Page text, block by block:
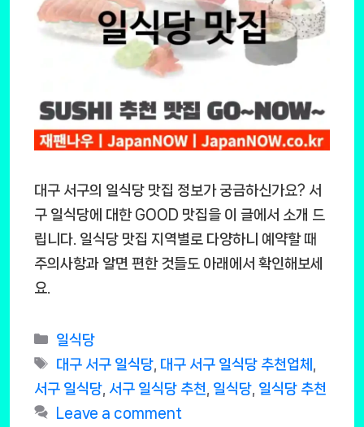
대구 서구의 일식당 맛집 정보가 궁금하신가요? 서
구 일식당에 대한 GOOD 맛집을 이 글에서 소개 드
립니다. 일식당 맛집 지역별로 다양하니 예약할 때
주의사항과 알면 편한 것들도 아래에서 확인해보세
요.
Categories
일식당
Tags
대구 서구 일식당 대구 서구 일식당 추천업체
서구 일식당 서구 일식당 추천 일식당 일식당 추천
Leave a comment